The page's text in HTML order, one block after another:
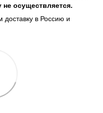
осуществляется.
в Россию и